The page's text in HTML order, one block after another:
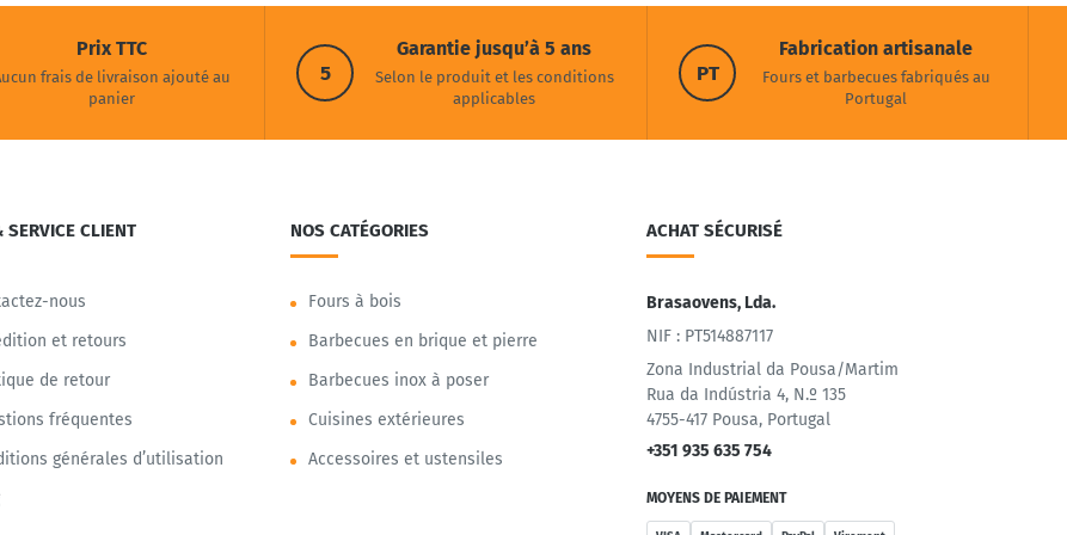
Prix TTC
frais de livraison ajouté au
panier
5
Garantie jusqu’à 5 ans
Selon le produit et les conditions
applicables
PT
Fabrication artisanale
Fours et barbecues fabriqués au
Portugal
SERVICE CLIENT
nous
et retours
de retour
fréquentes
générales d’utilisation
NOS CATÉGORIES
Fours à bois
Barbecues en brique et pierre
Barbecues inox à poser
Cuisines extérieures
Accessoires et ustensiles
ACHAT SÉCURISÉ
Brasaovens, Lda.
NIF : PT514887117
Zona Industrial da Pousa/Martim
Rua da Indústria 4, N.º 135
4755-417 Pousa, Portugal
+351 935 635 754
MOYENS DE PAIEMENT